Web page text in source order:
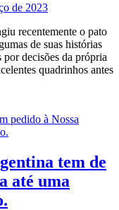
de 2023
recentemente o pato
de suas histórias
por decisões da própria
quadrinhos antes
pedido à Nossa
tem de
até uma